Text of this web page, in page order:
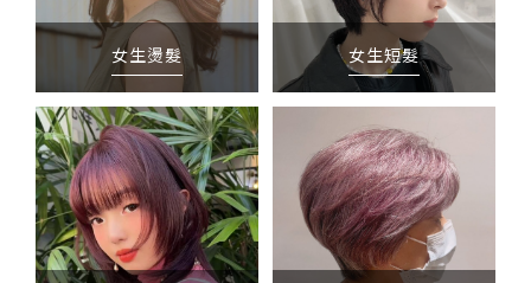
女生燙髮 女生短髮